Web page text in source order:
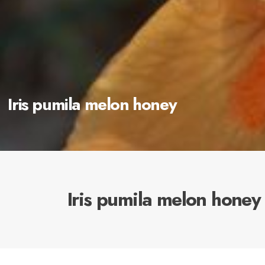
Iris pumila melon honey
Iris pumila melon honey